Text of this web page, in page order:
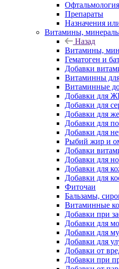
Офтальмология
Препараты
Назначения
Витамины,
Назад
Витамины,
Гематоген и
Добавки
Витаминны
Витаминные
Добавки для
Добавки для
Добавки для
Добавки для
Добавки для
Рыбий жир и
Добавки
Добавки для
Добавки для
Добавки для
Фиточаи
Бальзамы,
Витаминные
Добавки при
Добавки для
Добавки для
Добавки для
Добавки от
Добавки при